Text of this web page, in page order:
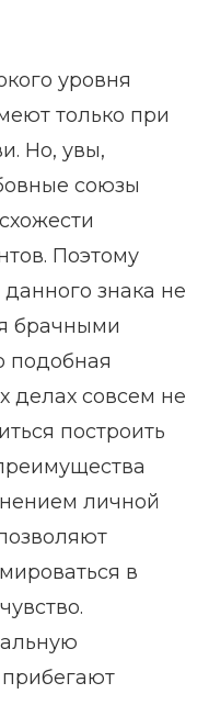
уровня
только при
Но, увы,
союзы
Поэтому
знака не
брачными
подобная
делах совсем не
построить
личной
в